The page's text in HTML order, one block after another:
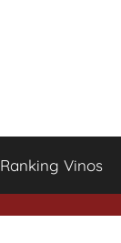
Ranking Vinos